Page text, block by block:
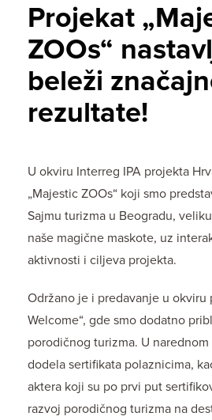
Projekat
ZOOs“
beleži
rezultate!
U okviru Interreg IPA projekta
„Majestic ZOOs“ koji smo
Sajmu turizma u Beogradu,
naše magične maskote, uz
aktivnosti i ciljeva projekta.
Održano je i predavanje u okviru
Welcome“, gde smo dodatno
porodičnog turizma. U
dodela sertifikata polaznicima,
aktera koji su po prvi put
razvoj porodičnog turizma na